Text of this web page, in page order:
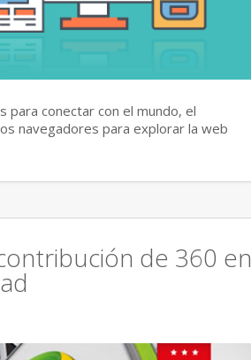
para conectar con el mundo, el
navegadores para explorar la web
de 360 en